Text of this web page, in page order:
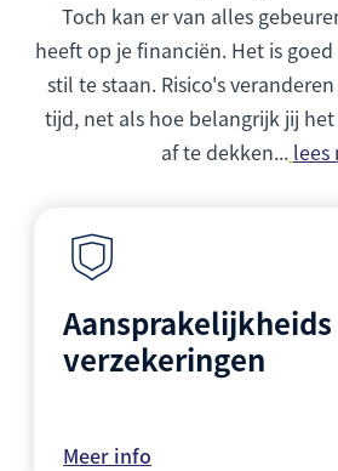
Toch kan er van alles
heeft op je financiën. Het is
stil te staan. Risico's
tijd, net als hoe belangrijk jij
af te dekken... lees
Aansprakelijkheids
verzekeringen
Meer info